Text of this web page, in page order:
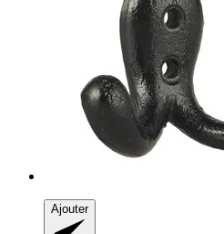
Ajouter